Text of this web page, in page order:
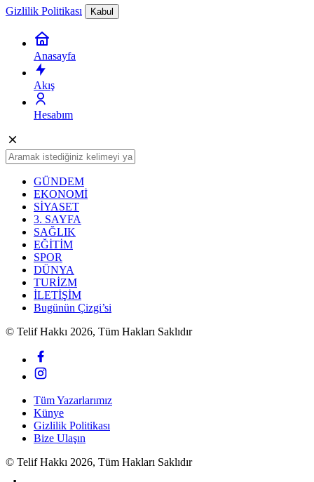
Gizlilik Politikası Kabul
Anasayfa
Akış
Hesabım
GÜNDEM
EKONOMİ
SİYASET
3. SAYFA
SAĞLIK
EĞİTİM
SPOR
DÜNYA
TURİZM
İLETİŞİM
Bugünün Çizgi’si
© Telif Hakkı 2026, Tüm Hakları Saklıdır
Tüm Yazarlarımız
Künye
Gizlilik Politikası
Bize Ulaşın
© Telif Hakkı 2026, Tüm Hakları Saklıdır